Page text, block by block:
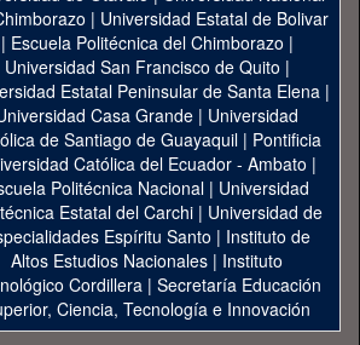
| Universidad Estatal de Bolivar
| Escuela Politécnica del Chimborazo |
Universidad San Francisco de Quito |
Estatal Peninsular de Santa Elena|
Casa Grande | Universidad
de Santiago de Guayaquil| Pontificia
Católica del Ecuador - Ambato |
Politécnica Nacional| Universidad
Estatal del Carchi| Universidad de
Espíritu Santo | Instituto de
Altos Estudios Nacionales | Instituto
Cordillera | Secretaría Educación
Ciencia, Tecnología e Innovación